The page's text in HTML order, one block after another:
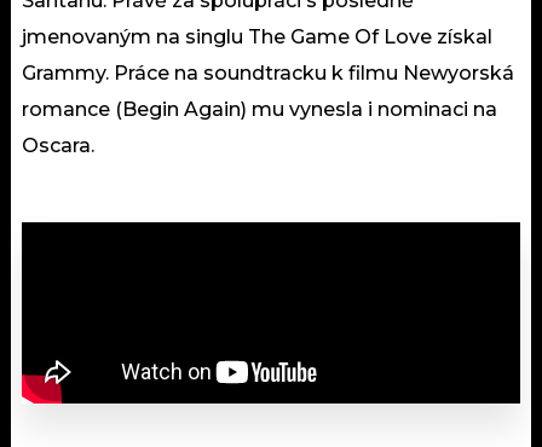
jmenovaným na singlu The Game Of Love získal
Grammy. Práce na soundtracku k filmu Newyorská
romance (Begin Again) mu vynesla i nominaci na
Oscara.